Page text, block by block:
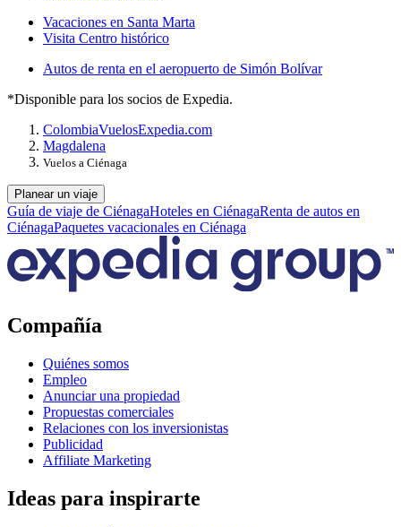
Vacaciones en Santa Marta
Visita Centro histórico
Autos de renta en el aeropuerto de Simón Bolívar
*Disponible para los socios de Expedia.
ColombiaVuelosExpedia.com
Magdalena
Vuelos a Ciénaga
Planear un viaje
Guía de viaje de CiénagaHoteles en CiénagaRenta de autos en
CiénagaPaquetes vacacionales en Ciénaga
Compañía
Quiénes somos
Empleo
Anunciar una propiedad
Propuestas comerciales
Relaciones con los inversionistas
Publicidad
Affiliate Marketing
Ideas para inspirarte